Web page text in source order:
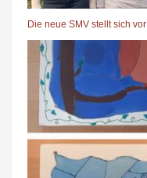
Die neue SMV stellt sich vor